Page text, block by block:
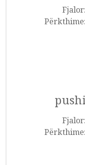
Fjalor:
Përkthime:
Fjalor:
Përkthime: